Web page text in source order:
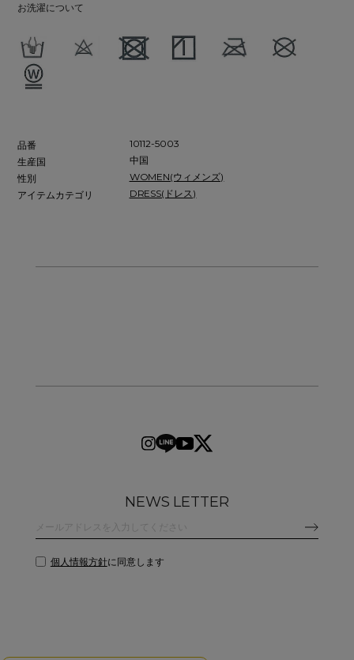
お洗濯について
品番
10112-5003
生産国
中国
性別
WOMEN(ウィメンズ)
アイテムカテゴリ
DRESS(ドレス)
NEWS LETTER
個人情報方針に同意します